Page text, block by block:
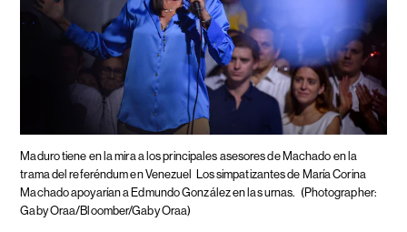
Maduro tiene en la mira a los principales asesores de Machado en la
trama del referéndum en Venezuel Los simpatizantes de María Corina
Machado apoyarían a Edmundo González en las urnas. (Photographer:
Gaby Oraa/Bloomber/Gaby Oraa)